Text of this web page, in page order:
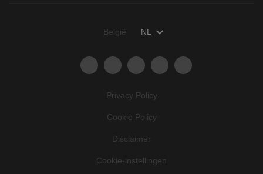
Privacy Policy
Cookie Policy
Disclaimer
Cookie-instellingen
België NL